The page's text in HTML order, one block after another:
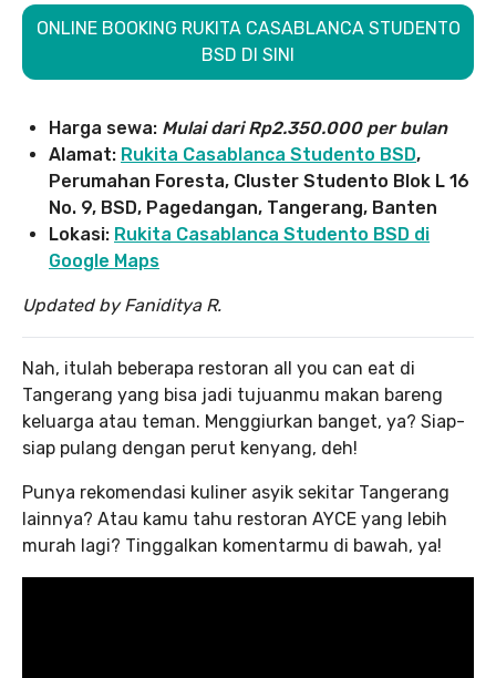
ONLINE BOOKING RUKITA CASABLANCA STUDENTO
BSD DI SINI
Harga sewa: Mulai dari Rp2.350.000 per bulan
Alamat: Rukita Casablanca Studento BSD,
Perumahan Foresta, Cluster Studento Blok L 16
No. 9, BSD, Pagedangan, Tangerang, Banten
Lokasi: Rukita Casablanca Studento BSD di
Google Maps
Updated by Faniditya R.
Nah, itulah beberapa restoran all you can eat di
Tangerang yang bisa jadi tujuanmu makan bareng
keluarga atau teman. Menggiurkan banget, ya? Siap-
siap pulang dengan perut kenyang, deh!
Punya rekomendasi kuliner asyik sekitar Tangerang
lainnya? Atau kamu tahu restoran AYCE yang lebih
murah lagi? Tinggalkan komentarmu di bawah, ya!